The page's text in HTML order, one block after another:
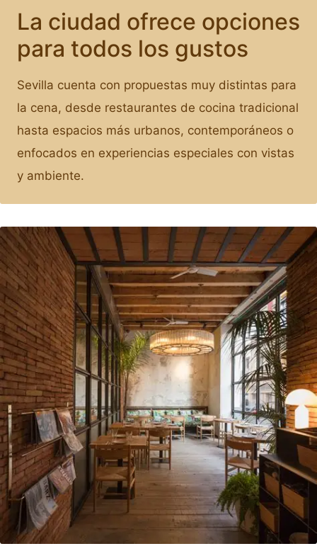
La ciudad ofrece opciones
para todos los gustos
Sevilla cuenta con propuestas muy distintas para
la cena, desde restaurantes de cocina tradicional
hasta espacios más urbanos, contemporáneos o
enfocados en experiencias especiales con vistas
y ambiente.